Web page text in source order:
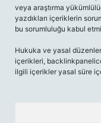
veya araştırma
yazdıkları içeriklerin
bu sorumluluğu kabul
Hukuka ve yasal
içerikleri,
ilgili içerikler yasal süre